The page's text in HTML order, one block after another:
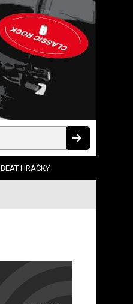
HLEDAT
BEAT HRAČKY